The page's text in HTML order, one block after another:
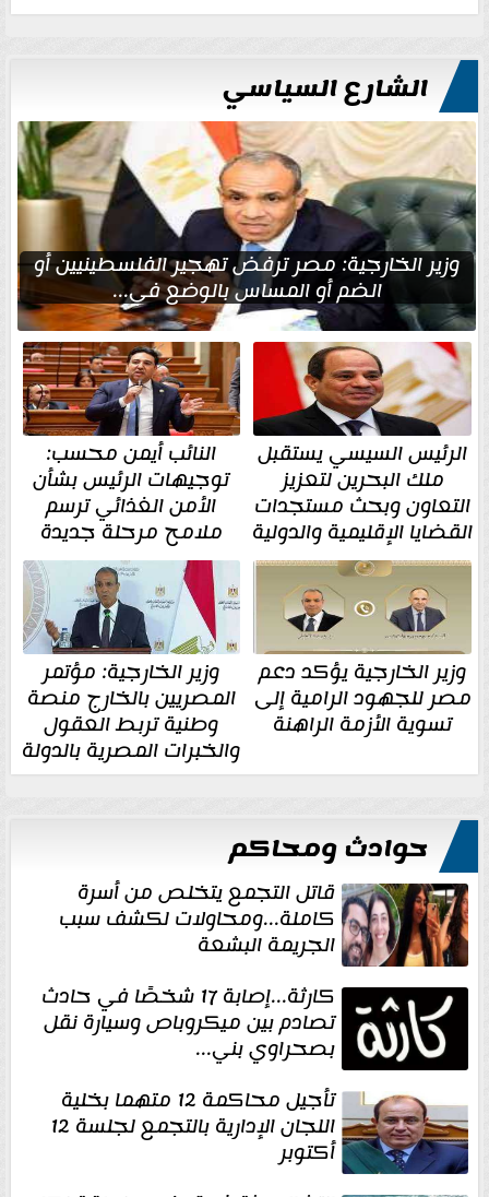
الشارع السياسي
وزير الخارجية: مصر ترفض تهجير الفلسطينيين أو
الضم أو المساس بالوضع في...
الرئيس السيسي يستقبل
ملك البحرين لتعزيز
التعاون وبحث مستجدات
القضايا الإقليمية والدولية
النائب أيمن محسب:
توجيهات الرئيس بشأن
الأمن الغذائي ترسم
ملامح مرحلة جديدة
وزير الخارجية يؤكد دعم
مصر للجهود الرامية إلى
تسوية الأزمة الراهنة
وزير الخارجية: مؤتمر
المصريين بالخارج منصة
وطنية تربط العقول
والخبرات المصرية بالدولة
حوادث ومحاكم
قاتل التجمع يتخلص من أسرة
كاملة...ومحاولات لكشف سبب
الجريمة البشعة
كارثة...إصابة 17 شخصًا في حادث
تصادم بين ميكروباص وسيارة نقل
بصحراوي بني...
تأجيل محاكمة 12 متهما بخلية
اللجان الإدارية بالتجمع لجلسة 12
أكتوبر